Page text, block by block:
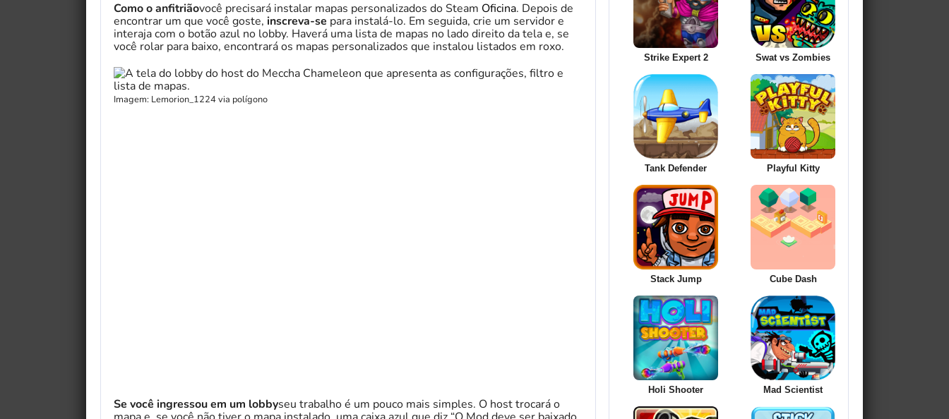
Como o anfitriãovocê precisará instalar mapas personalizados do Steam Oficina. Depois de
encontrar um que você goste, inscreva-se para instalá-lo. Em seguida, crie um servidor e
interaja com o botão azul no lobby. Haverá uma lista de mapas no lado direito da tela e, se
você rolar para baixo, encontrará os mapas personalizados que instalou listados em roxo.
Imagem: Lemorion_1224 via polígono
Se você ingressou em um lobbyseu trabalho é um pouco mais simples. O host trocará o
Strike Expert 2 Swat vs Zombies
Tank Defender Playful Kitty
Stack Jump Cube Dash
Holi Shooter Mad Scientist